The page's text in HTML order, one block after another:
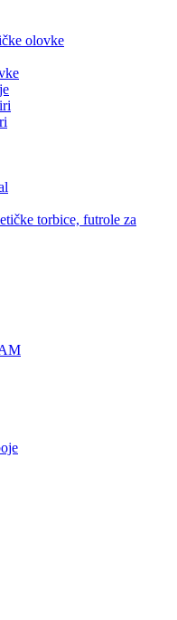
olovke
torbice, futrole za